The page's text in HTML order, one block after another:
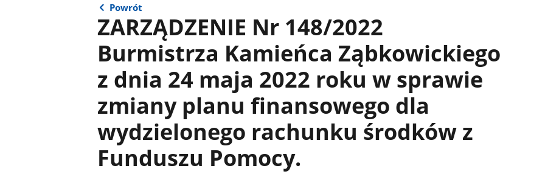
Powrót
ZARZĄDZENIE Nr 148/2022
Burmistrza Kamieńca Ząbkowickiego
z dnia 24 maja 2022 roku w sprawie
zmiany planu finansowego dla
wydzielonego rachunku środków z
Funduszu Pomocy.